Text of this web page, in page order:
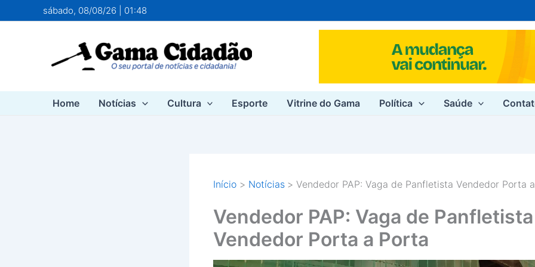
para
sábado, 08/08/26 | 01:48
Home Notícias Cultura Esporte Vitrine do Gama Política Saúde
Início Notícias Vendedor PAP: Vaga de Panfletista Vendedor Porta
Vendedor PAP: Vaga de Panfletista
Vendedor Porta a Porta